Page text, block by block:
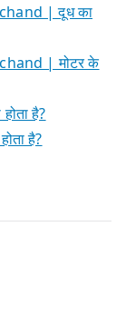
| दूध का
| मोटर के
है?
है?